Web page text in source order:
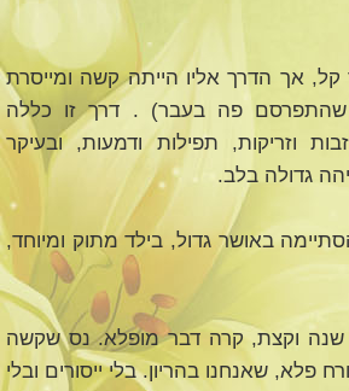
קל, אך הדרך אליו הייתה קשה ומייסרת
פה בעבר) . דרך זו כללה
וזריקות, תפילות ודמעות, ובעיקר
גדולה בלב.
באושר גדול, בילד מתוק ומיוחד,
שנה וקצת, קרה דבר מופלא. נס שקשה
פלא, שאנחנו בהריון. בלי ייסורים ובלי